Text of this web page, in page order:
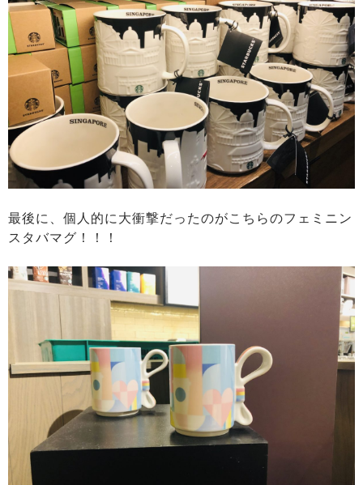
最後に、個人的に大衝撃だったのがこちらのフェミニン
スタバマグ！！！